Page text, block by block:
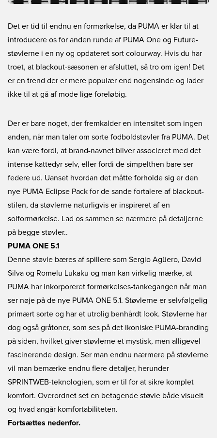
Det er tid til endnu en formørkelse, da PUMA er klar til at
introducere os for anden runde af PUMA One og Future-
støvlerne i en ny og opdateret sort colourway. Hvis du har
troet, at blackout-sæsonen er afsluttet, så tro om igen! Det
er en trend der er mere populær end nogensinde og lader
ikke til at gå af mode lige foreløbig.
Der er bare noget, der fremkalder en intensitet som ingen
anden, når man taler om sorte fodboldstøvler fra PUMA. Det
kan være fordi, at brand-navnet bliver associeret med det
intense kattedyr selv, eller fordi de simpelthen bare ser
federe ud. Uanset hvordan det måtte forholde sig er den
nye PUMA Eclipse Pack for de sande fortalere af blackout-
stilen, da støvlerne naturligvis er inspireret af en
solformørkelse. Lad os sammen se nærmere på detaljerne
på begge støvler..
PUMA ONE 5.1
Denne støvle bæres af spillere som Sergio Agüero, David
Silva og Romelu Lukaku og man kan virkelig mærke, at
PUMA har inkorporeret formørkelses-tankegangen når man
ser nøje på de nye PUMA ONE 5.1. Støvlerne er selvfølgelig
primært sorte og har et utrolig benhårdt look. Støvlerne har
dog også gråtoner, som ses på det ikoniske PUMA-branding
på siden, hvilket giver støvlerne et mystisk, men alligevel
fascinerende design. Ser man endnu nærmere på støvlerne
vil man bemærke endnu flere detaljer, herunder
SPRINTWEB-teknologien, som er til for at sikre komplet
komfort. Overordnet set en betagende støvle både visuelt
og hvad angår komfortabiliteten.
Fortsættes nedenfor.